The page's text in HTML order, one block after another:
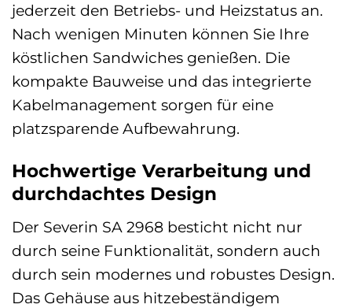
jederzeit den Betriebs- und Heizstatus an.
Nach wenigen Minuten können Sie Ihre
köstlichen Sandwiches genießen. Die
kompakte Bauweise und das integrierte
Kabelmanagement sorgen für eine
platzsparende Aufbewahrung.
Hochwertige Verarbeitung und
durchdachtes Design
Der Severin SA 2968 besticht nicht nur
durch seine Funktionalität, sondern auch
durch sein modernes und robustes Design.
Das Gehäuse aus hitzebeständigem